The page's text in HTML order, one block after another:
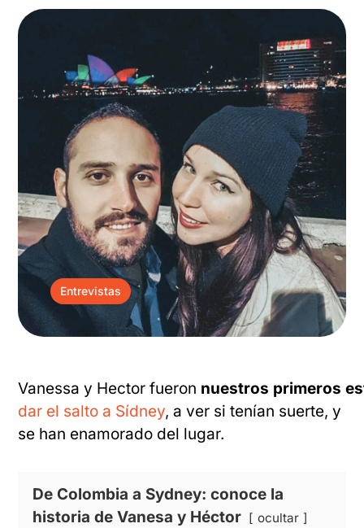
Entrevistas
Vanessa y Hector fueron nuestros primeros
dar el salto a Sídney, a ver si tenían suerte, y
se han enamorado del lugar.
De Colombia a Sydney: conoce la
historia de Vanesa y Héctor
ocultar